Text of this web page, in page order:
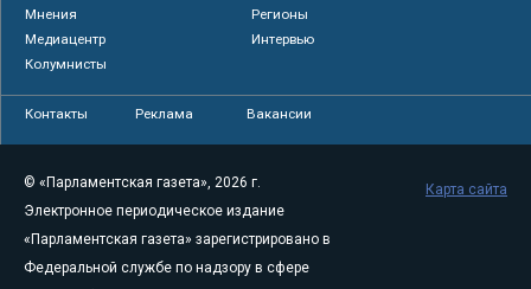
Мнения
Регионы
Медиацентр
Интервью
Колумнисты
Контакты Реклама Вакансии
© «Парламентская газета», 2026 г.
Электронное периодическое издание
«Парламентская газета» зарегистрировано в
Федеральной службе по надзору в сфере
Карта сайта